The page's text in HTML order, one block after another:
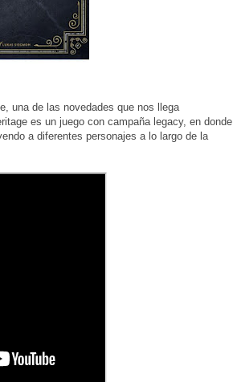
una de las novedades que nos llega
es un juego con campaña legacy, en donde
a diferentes personajes a lo largo de la